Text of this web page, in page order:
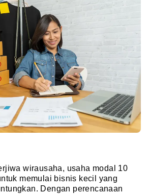
wirausaha, usaha modal 10
memulai bisnis kecil yang
Dengan perencanaan